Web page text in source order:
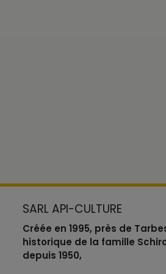
SARL API-CULTURE
Créée en 1995, près de
historique de la famille
depuis 1950,